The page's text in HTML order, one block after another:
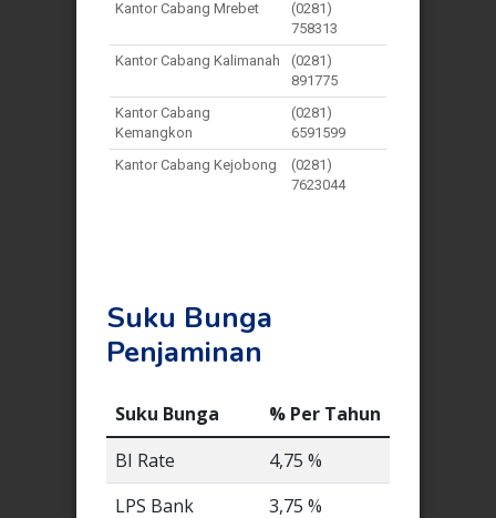
Kantor Cabang Mrebet
(0281)
758313
Kantor Cabang Kalimanah
(0281)
891775
Kantor Cabang
Kemangkon
(0281)
6591599
Kantor Cabang Kejobong
(0281)
7623044